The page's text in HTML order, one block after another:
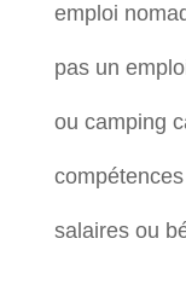
emploi
pas un
ou camping
salaires ou